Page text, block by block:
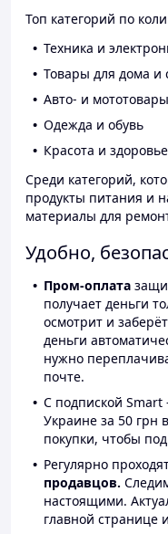
Топ категорий по
Техника и
Товары для дома и
Авто- и мототовары
Одежда и обувь
Красота и здоровье
Среди категорий,
продукты питания и
материалы для
Удобно,
Пром-оплата
получает деньги
осмотрит и
деньги
нужно
почте.
С подпиской Smart
Украине за 50 грн
покупки, чтобы
Регулярно
продавцов.
настоящими.
главной странице